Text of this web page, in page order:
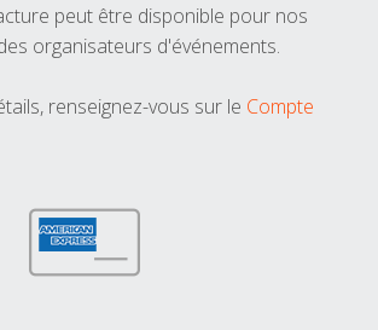
peut être disponible pour nos
organisateurs d'événements.
renseignez-vous sur le Compte